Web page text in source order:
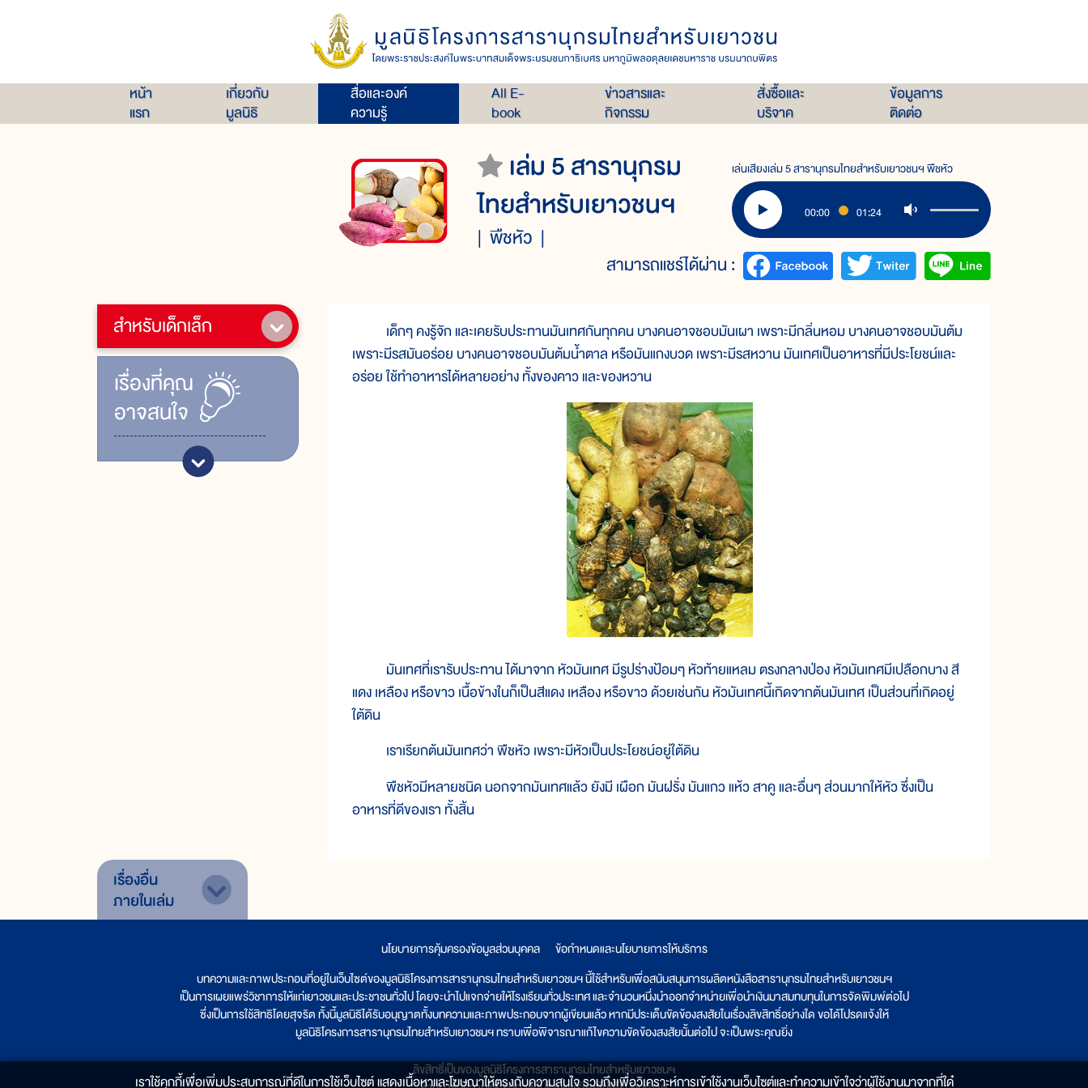
หน้า
แรก
เกี่ยวกับ
มูลนิธิ
สื่อและองค์
ความรู้
All E-
book
ข่าวสารและ
กิจกรรม
สั่งซื้อและ
บริจาค
ข้อมูลการ
ติดต่อ
เล่ม 5 สารานุกรม
ไทยสำหรับเยาวชนฯ
พืชหัว
เล่นเสียงเล่ม 5 สารานุกรมไทยสำหรับเยาวชนฯ พืชหัว
00:00 01:24
สามารถแชร์ได้ผ่าน :
สำหรับเด็กเล็ก
เรื่ิองที่คุณ
อาจสนใจ
เด็กๆ คงรู้จัก และเคยรับประทานมันเทศกันทุกคน บางคนอาจชอบมันเผา เพราะมีกลิ่นหอม บางคนอาจชอบมันต้ม
เพราะมีรสมันอร่อย บางคนอาจชอบมันต้มน้ำตาล หรือมันแกงบวด เพราะมีรสหวาน มันเทศเป็นอาหารที่มีประโยชน์และ
อร่อย ใช้ทำอาหารได้หลายอย่าง ทั้งของคาว และของหวาน
มันเทศที่เรารับประทาน ได้มาจาก หัวมันเทศ มีรูปร่างป้อมๆ หัวท้ายแหลม ตรงกลางป่อง หัวมันเทศมีเปลือกบาง สี
แดง เหลือง หรือขาว เนื้อข้างในก็เป็นสีแดง เหลือง หรือขาว ด้วยเช่นกัน หัวมันเทศนี้เกิดจากต้นมันเทศ เป็นส่วนที่เกิดอยู่
ใต้ดิน
เราเรียกต้นมันเทศว่า พืชหัว เพราะมีหัวเป็นประโยชน์อยู่ใต้ดิน
พืชหัวมีหลายชนิด นอกจากมันเทศแล้ว ยังมี เผือก มันฝรั่ง มันแกว แห้ว สาคู และอื่นๆ ส่วนมากให้หัว ซึ่งเป็น
อาหารที่ดีของเรา ทั้งสิ้น
เรื่องอื่น
ภายในเล่ม
นโยบายการคุ้มครองข้อมูลส่วนบุคคล
ข้อกำหนดและนโยบายการให้บริการ
บทความและภาพประกอบที่อยู่ในเว็บไซต์ของมูลนิธิโครงการสารานุกรมไทยสำหรับเยาวชนฯ นี้ใช้สำหรับเพื่อสนับสนุนการผลิตหนังสือสารานุกรมไทยสำหรับเยาวชนฯ
เป็นการเผยแพร่วิชาการให้แก่เยาวชนและประชาชนทั่วไป โดยจะนำไปแจกจ่ายให้โรงเรียนทั่วประเทศ และจำนวนหนึ่งนำออกจำหน่ายเพื่อนำเงินมาสมทบทุนในการจัดพิมพ์ต่อไป
ซึ่งเป็นการใช้สิทธิโดยสุจริต ทั้งนี้มูลนิธิได้รับอนุญาตทั้งบทความและภาพประกอบจากผู้เขียนแล้ว หากมีประเด็นขัดข้องสงสัยในเรื่องลิขสิทธิ์อย่างใด ขอได้โปรดแจ้งให้
มูลนิธิโครงการสารานุกรมไทยสำหรับเยาวชนฯ ทราบเพื่อพิจารณาแก้ไขความขัดข้องสงสัยนั้นต่อไป จะเป็นพระคุณยิ่ง
ลิขสิทธิ์เป็นของมูลนิธิโครงการสารานุกรมไทยสำหรับเยาวชนฯ
เราใช้คุกกี้เพื่อเพิ่มประสบการณ์ที่ดีในการใช้เว็บไซต์ แสดงเนื้อหาและโฆษณาให้ตรงกับความสนใจ รวมถึงเพื่อวิเคราะห์การเข้าใช้งานเว็บไซต์และทำความเข้าใจว่าผู้ใช้งานมาจากที่ใด๋